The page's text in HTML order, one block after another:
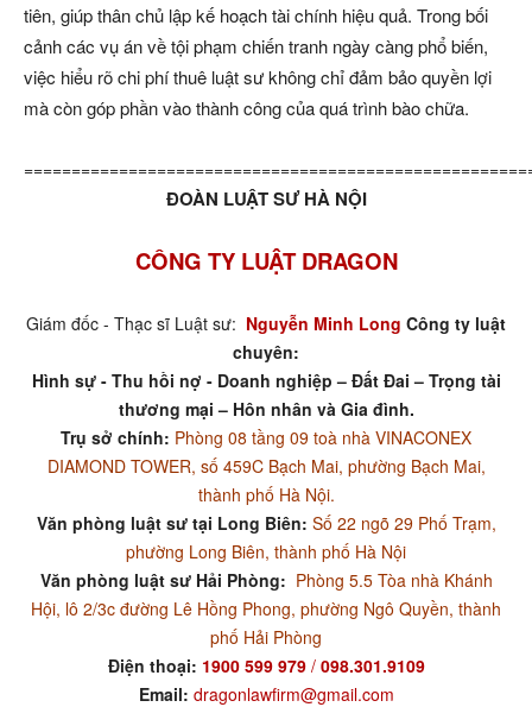
tiên, giúp thân chủ lập kế hoạch tài chính hiệu quả. Trong bối
cảnh các vụ án về tội phạm chiến tranh ngày càng phổ biến,
việc hiểu rõ chi phí thuê luật sư không chỉ đảm bảo quyền lợi
mà còn góp phần vào thành công của quá trình bào chữa.
ĐOÀN LUẬT SƯ HÀ NỘI
CÔNG TY LUẬT DRAGON
Giám đốc - Thạc sĩ Luật sư: Nguyễn Minh Long Công ty luật
chuyên:
Hình sự - Thu hồi nợ - Doanh nghiệp – Đất Đai – Trọng tài
thương mại – Hôn nhân và Gia đình.
Trụ sở chính: Phòng 08 tầng 09 toà nhà VINACONEX
DIAMOND TOWER, số 459C Bạch Mai, phường Bạch Mai,
thành phố Hà Nội.
Văn phòng luật sư tại Long Biên: Số 22 ngõ 29 Phố Trạm,
phường Long Biên, thành phố Hà Nội
Văn phòng luật sư Hải Phòng: Phòng 5.5 Tòa nhà Khánh
Hội, lô 2/3c đường Lê Hồng Phong, phường Ngô Quyền, thành
phố Hải Phòng
Điện thoại: 1900 599 979/ 098.301.9109
Email: dragonlawfirm@gmail.com